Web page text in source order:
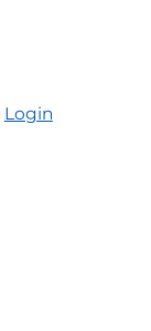
Login